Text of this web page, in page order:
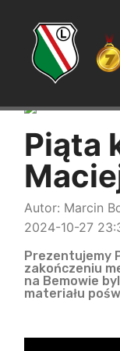
Piąta
Autor: Marcin
2024-10-27
Prezentujemy
zakończeniu
na Bemowie
materiału